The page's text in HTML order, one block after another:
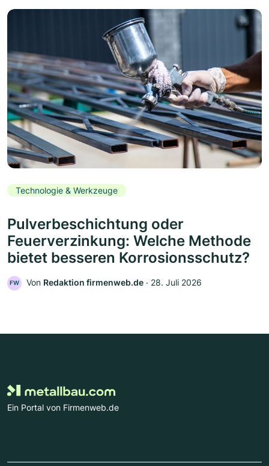
Technologie & Werkzeuge
Pulverbeschichtung oder
Feuerverzinkung: Welche Methode
bietet besseren Korrosionsschutz?
FW Von Redaktion firmenweb.de ‧ 28. Juli 2026
Ein Portal von Firmenweb.de